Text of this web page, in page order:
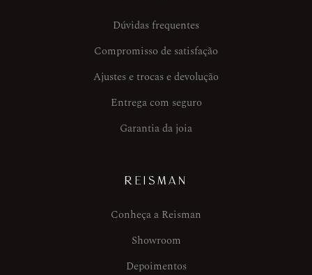
Dúvidas frequentes
Compromisso de satisfação
Ajustes e trocas e devolução
Entrega com seguro
Garantia da joia
REISMAN
Conheça a Reisman
Showroom
Depoimentos